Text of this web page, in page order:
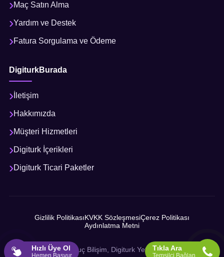
Maç Satın Alma
Yardım ve Destek
Fatura Sorgulama ve Ödeme
DigiturkBurada
İletişim
Hakkımızda
Müşteri Hizmetleri
Digiturk İçerikleri
Digiturk Ticari Paketler
Gizlilik PolitikasıKVKK SözleşmesiÇerez Politikası
Aydınlatma Metni
© 2026 Sonuç Bilişim, Digiturk Yetkili İş Ortağı
Hızlı Üye Ol
Hemen Başvur
Tıkla Ara
Temsilci Bağlan